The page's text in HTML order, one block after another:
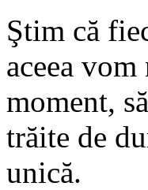
Ştim că
aceea
moment,
trăite de
unică.